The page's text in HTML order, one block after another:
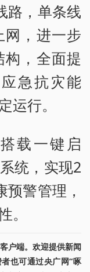
路，单条线
，进一步
，全面提
急抗灾能
运行。
载一键启
统，实现2
警管理，
户端。欢迎提供新闻
也可通过央广网“啄